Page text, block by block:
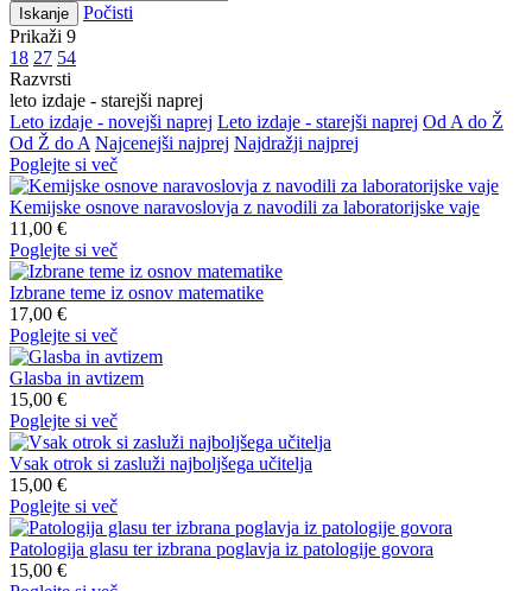
Iskanje
Počisti
Prikaži 9
18 27 54
Razvrsti
leto izdaje - starejši naprej
Leto izdaje - novejši naprej Leto izdaje - starejši naprej Od A do Ž
Od Ž do A Najcenejši najprej Najdražji najprej
Poglejte si več
Kemijske osnove naravoslovja z navodili za laboratorijske vaje
11,00 €
Poglejte si več
Izbrane teme iz osnov matematike
17,00 €
Poglejte si več
Glasba in avtizem
15,00 €
Poglejte si več
Vsak otrok si zasluži najboljšega učitelja
15,00 €
Poglejte si več
Patologija glasu ter izbrana poglavja iz patologije govora
15,00 €